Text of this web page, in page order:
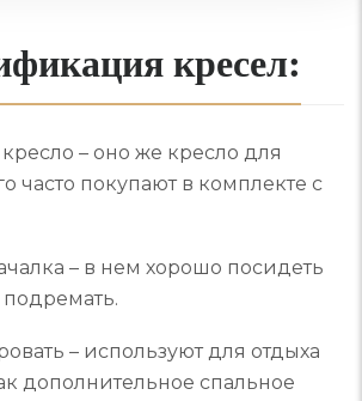
кресел:
– оно же кресло для
часто покупают в комплекте с
– в нем хорошо посидеть
– используют для отдыха
дополнительное спальное